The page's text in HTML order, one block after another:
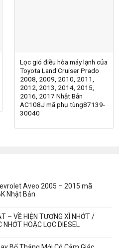
Lọc gió điều hòa máy lạnh của
Toyota Land Cruiser Prado
2008, 2009, 2010, 2011,
2012, 2013, 2014, 2015,
2016, 2017 Nhật Bản
AC108J mã phụ tùng87139-
30040
Aveo 2005 – 2015 mã
Nhật Bản
– VỀ HIỆN TƯỢNG XÌ NHỚT /
NHỚT HOẶC LỌC DIESEL